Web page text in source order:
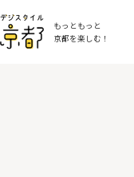
もっともっと
京都を楽しむ！